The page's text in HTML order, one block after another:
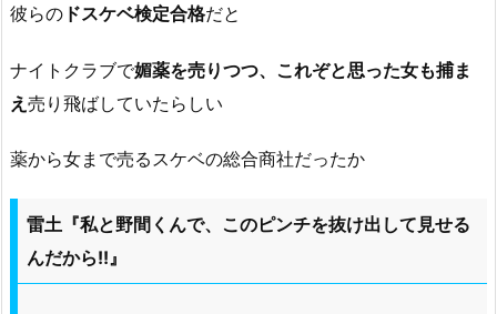
彼らの ドスケベ検定合格だと
ナイトクラブで媚薬を売りつつ、これぞと思った女も捕ま
え 売り飛ばしていたらしい
薬から女まで売るスケベの総合商社だったか
雷土『私と野間くんで、このピンチを抜け出して見せる
んだから!!』